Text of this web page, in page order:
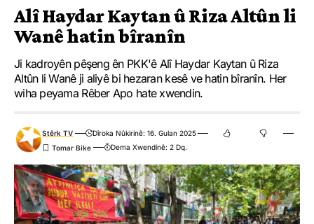
Alî Haydar Kaytan û Riza Altûn li
Wanê hatin bîranîn
Ji kadroyên pêşeng ên PKK'ê Alî Haydar Kaytan û Riza
Altûn li Wanê ji aliyê bi hezaran kesê ve hatin bîranîn. Her
wiha peyama Rêber Apo hate xwendin.
Stêrk TV
Dîroka Nûkirinê: 16. Gulan 2025
Dema Xwendinê: 2 Dq.